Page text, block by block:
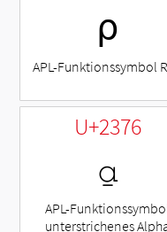
⍴
APL-Funktionssymbol
U+2376
⍶
APL-
unterstrichenes